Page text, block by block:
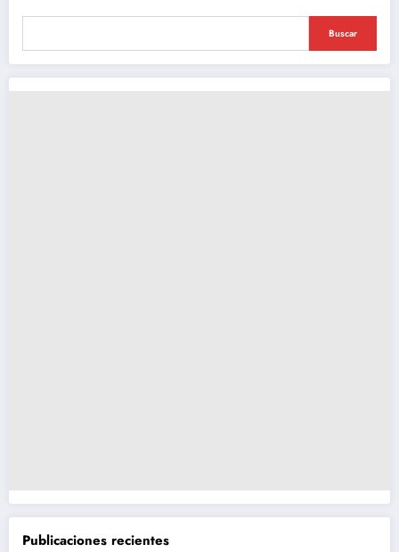
Buscar
Publicaciones recientes